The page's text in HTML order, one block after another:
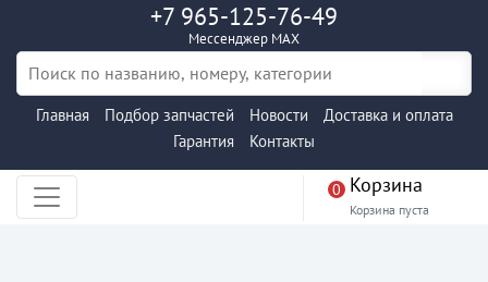
+7 965-125-76-49
Мессенджер MAX
Главная Подбор запчастей Новости
Доставка и оплата
Гарантия
Контакты
0 Корзина
Корзина пуста